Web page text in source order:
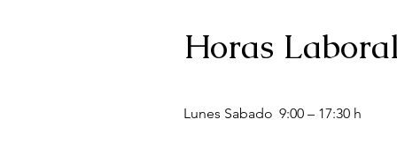
Horas
9:00 – 17:30 h
Lunes Sabado